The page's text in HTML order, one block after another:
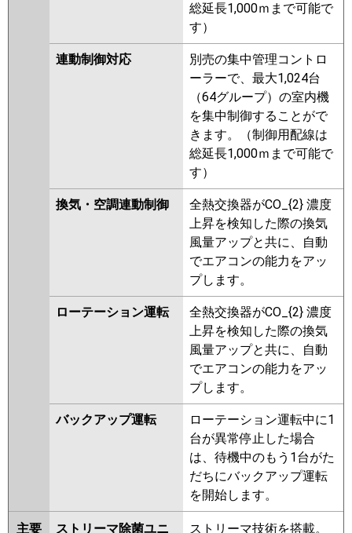
総延長1,000ｍまで可能で
す）
連動制御対応
別売の集中管理コントロ
ーラーで、最大1,024台
（64グループ）の室内機
を集中制御することがで
きます。（制御用配線は
総延長1,000ｍまで可能で
す）
換気・空調連動制御
全熱交換器がCO_{2} 濃度
上昇を検知した際の換気
風量アップと共に、自動
でエアコンの能力をアッ
プします。
ローテーション運転
全熱交換器がCO_{2} 濃度
上昇を検知した際の換気
風量アップと共に、自動
でエアコンの能力をアッ
プします。
バックアップ運転
ローテーション運転中に1
台が異常停止した場合
は、待機中のもう1台がた
だちにバックアップ運転
を開始します。
主要
ストリーマ除菌ユニ
ストリーマ技術を搭載。